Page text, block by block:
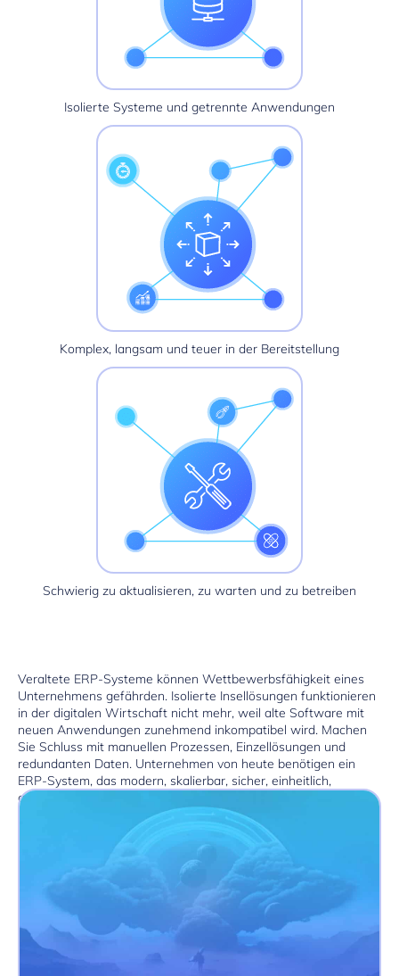
Isolierte Systeme und getrennte Anwendungen
Komplex, langsam und teuer in der Bereitstellung
Schwierig zu aktualisieren, zu warten und zu betreiben
Veraltete ERP-Systeme können Wettbewerbsfähigkeit eines
Unternehmens gefährden. Isolierte Insellösungen funktionieren
in der digitalen Wirtschaft nicht mehr, weil alte Software mit
neuen Anwendungen zunehmend inkompatibel wird. Machen
Sie Schluss mit manuellen Prozessen, Einzellösungen und
redundanten Daten. Unternehmen von heute benötigen ein
ERP-System, das modern, skalierbar, sicher, einheitlich,
anpassungsfähig und intelligent ist.